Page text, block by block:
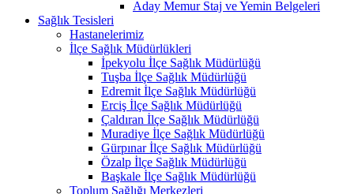
Aday Memur Staj ve Yemin Belgeleri
Sağlık Tesisleri
Hastanelerimiz
İlçe Sağlık Müdürlükleri
İpekyolu İlçe Sağlık Müdürlüğü
Tuşba İlçe Sağlık Müdürlüğü
Edremit İlçe Sağlık Müdürlüğü
Erciş İlçe Sağlık Müdürlüğü
Çaldıran İlçe Sağlık Müdürlüğü
Muradiye İlçe Sağlık Müdürlüğü
Gürpınar İlçe Sağlık Müdürlüğü
Özalp İlçe Sağlık Müdürlüğü
Başkale İlçe Sağlık Müdürlüğü
Toplum Sağlığı Merkezleri